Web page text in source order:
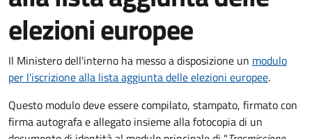
elezioni europee
Il Ministero dell'interno ha messo a disposizione un modulo
per l'iscrizione alla lista aggiunta delle elezioni europee.
Questo modulo deve essere compilato, stampato, firmato con
firma autografa e allegato insieme alla fotocopia di un